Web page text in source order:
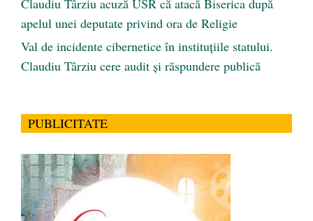
Claudiu Târziu acuză USR că atacă Biserica după
apelul unei deputate privind ora de Religie
Val de incidente cibernetice în instituțiile statului.
Claudiu Târziu cere audit și răspundere publică
PUBLICITATE